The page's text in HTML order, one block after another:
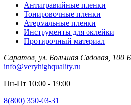
Антигравийные пленки
Тонировочные пленки
Атермальные пленки
Инструменты для оклейки
Протирочный материал
Саратов, ул. Большая Садовая, 100 Б
info@veryhighquality.ru
Пн-Пт 10:00 - 19:00
8(800) 350-03-31